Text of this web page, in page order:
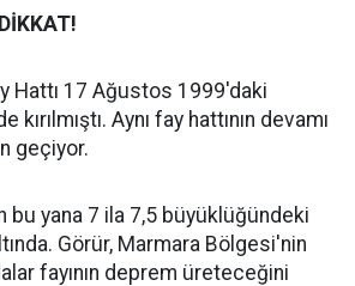
Hattı 17 Ağustos 1999'daki
Aynı fay hattının devamı
geçiyor.
bu yana 7 ila 7,5 büyüklüğündeki
Görür, Marmara Bölgesi'nin
fayının deprem üreteceğini